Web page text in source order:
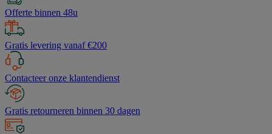
Offerte binnen 48u
Gratis levering vanaf €200
Contacteer onze klantendienst
Gratis retourneren binnen 30 dagen